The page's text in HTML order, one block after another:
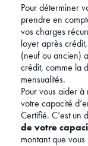
Pour déterminer
prendre en
vos charges
loyer après
(neuf ou ancien)
crédit, comme la
mensualités.
Pour vous aider
votre capacité
Certifié. C’est un
de votre
montant que